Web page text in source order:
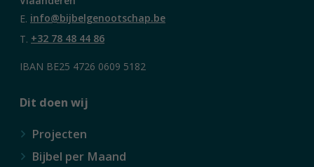
E. info@bijbelgenootschap.be
T. +32 78 48 44 86
IBAN BE25 4726 0609 5182
Dit doen wij
Projecten
Bijbel per Maand